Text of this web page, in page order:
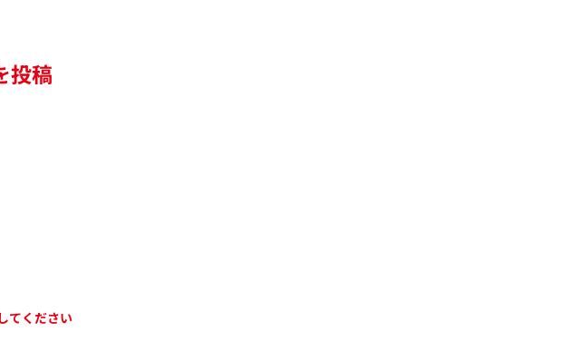
投稿
てください